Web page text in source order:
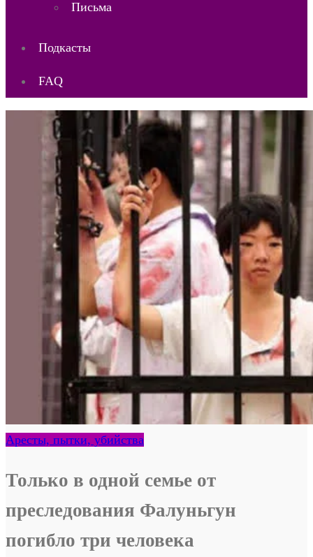
Письма
Подкасты
FAQ
Аресты, пытки, убийства
Только в одной семье от
преследования Фалуньгун
погибло три человека